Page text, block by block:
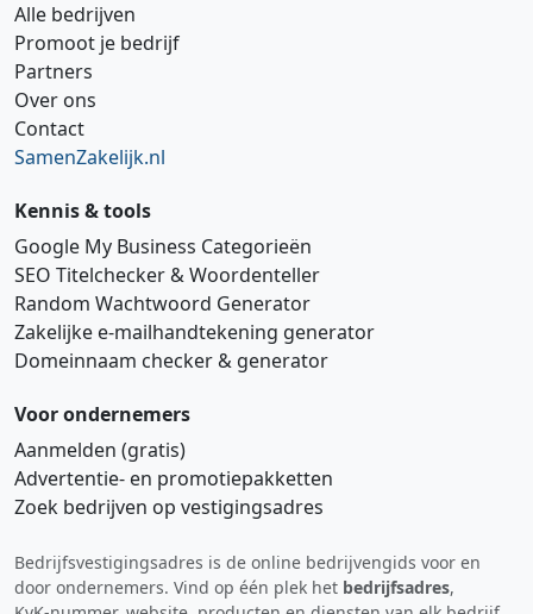
Alle bedrijven
Promoot je bedrijf
Partners
Over ons
Contact
SamenZakelijk.nl
Kennis & tools
Google My Business Categorieën
SEO Titelchecker & Woordenteller
Random Wachtwoord Generator
Zakelijke e‑mailhandtekening generator
Domeinnaam checker & generator
Voor ondernemers
Aanmelden (gratis)
Advertentie‑ en promotiepakketten
Zoek bedrijven op vestigingsadres
Bedrijfsvestigingsadres is de online bedrijvengids voor en
door ondernemers. Vind op één plek het bedrijfsadres,
Hi 👋 We horen graag uw feedback!